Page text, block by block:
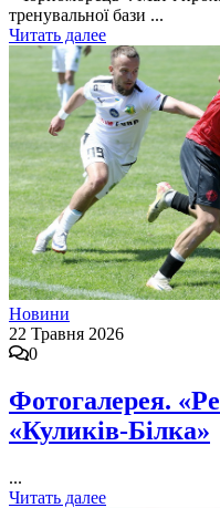
тренувальної бази ...
Читать далее
Новини
22 Травня 2026
0
Фотогалерея.
«Куликів-Білка»
...
Читать далее